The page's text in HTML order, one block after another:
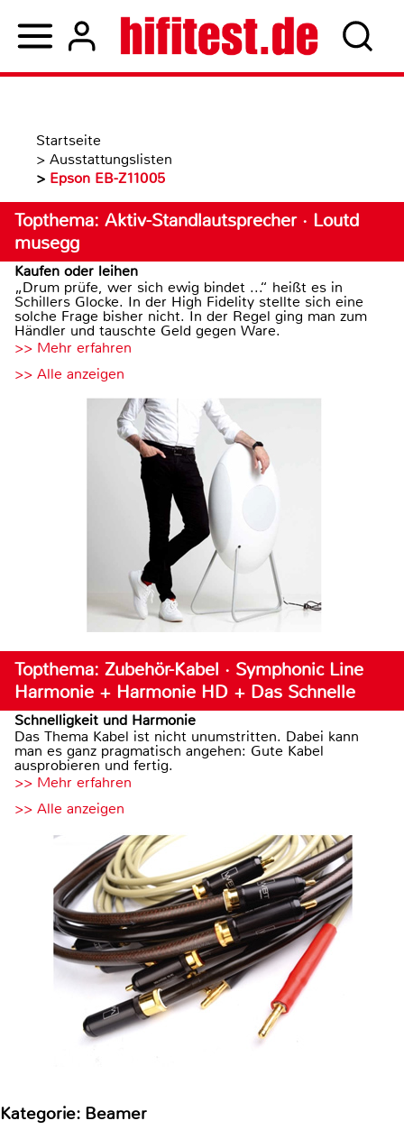
Startseite
> Ausstattungslisten
> Epson EB-Z11005
Topthema: Aktiv-Standlautsprecher · Loutd
musegg
Kaufen oder leihen
„Drum prüfe, wer sich ewig bindet ...“ heißt es in
Schillers Glocke. In der High Fidelity stellte sich eine
solche Frage bisher nicht. In der Regel ging man zum
Händler und tauschte Geld gegen Ware.
>> Mehr erfahren
>> Alle anzeigen
Topthema: Zubehör-Kabel · Symphonic Line
Harmonie + Harmonie HD + Das Schnelle
Schnelligkeit und Harmonie
Das Thema Kabel ist nicht unumstritten. Dabei kann
man es ganz pragmatisch angehen: Gute Kabel
ausprobieren und fertig.
>> Mehr erfahren
>> Alle anzeigen
Kategorie: Beamer